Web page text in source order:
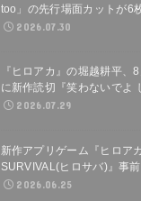
too」の先行場面カットが6
2026.07.30
『ヒロアカ』の堀越耕平、
に新作読切『笑わないでよ
2026.07.29
新作アプリゲーム『ヒロア
SURVIVAL(ヒロサバ)』事
2026.06.25